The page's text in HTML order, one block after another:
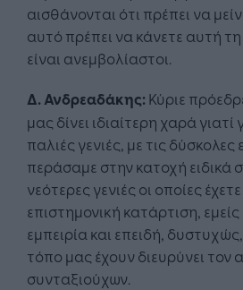
αισθάνονται ότι πρέπει να
αυτό πρέπει να κάνετε αυτή τη
είναι ανεμβολίαστοι.
Δ. Ανδρεαδάκης:Κύριε
μας δίνει ιδιαίτερη χαρά γιατί
παλιές γενιές, με τις δύσκολες
περάσαμε στην κατοχή ειδικά
νεότερες γενιές οι οποίες
επιστημονική κατάρτιση,
εμπειρία και επειδή, δυστυχώς,
τόπο μας έχουν διευρύνει τον
συνταξιούχων.